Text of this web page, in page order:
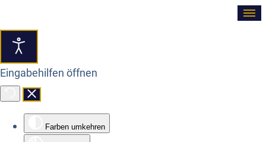
Eingabehilfen öffnen
Farben umkehren
≡